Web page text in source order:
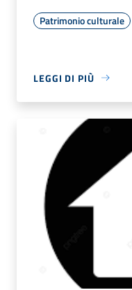
Patrimonio culturale
LEGGI DI PIÙ